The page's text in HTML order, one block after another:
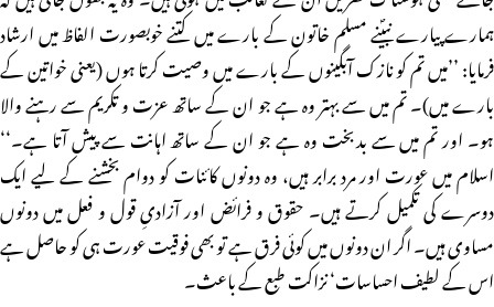
ہمارے پیارے نبیؐنے مسلم خاتون کے بارے میں کتنے خوبصورت الفاظ میں ارشاد
فرمایا: ’’میں تم کو نازک آبگینوں کے بارے میں وصیت کرتا ہوں (یعنی خواتین کے
بارے میں)۔ تم میں سے بہتر وہ ہے جو ان کے ساتھ عزت و تکریم سے رہنے والا
ہو۔ اور تم میں سے بدبخت وہ ہے جو ان کے ساتھ اہانت سے پیش آتا ہے۔‘‘
اسلام میں عورت اور مرد برابر ہیں، وہ دونوں کائنات کو دوام بخشنے کے لیے ایک
دوسرے کی تکمیل کرتے ہیں۔ حقوق و فرائض اور آزادیِ قول و فعل میں دونوں
مساوی ہیں۔ اگر ان دونوں میں کوئی فرق ہے تو بھی فوقیت عورت ہی کو حاصل ہے
اس کے لطیف احساسات‘ نزاکت طبع کے باعث۔